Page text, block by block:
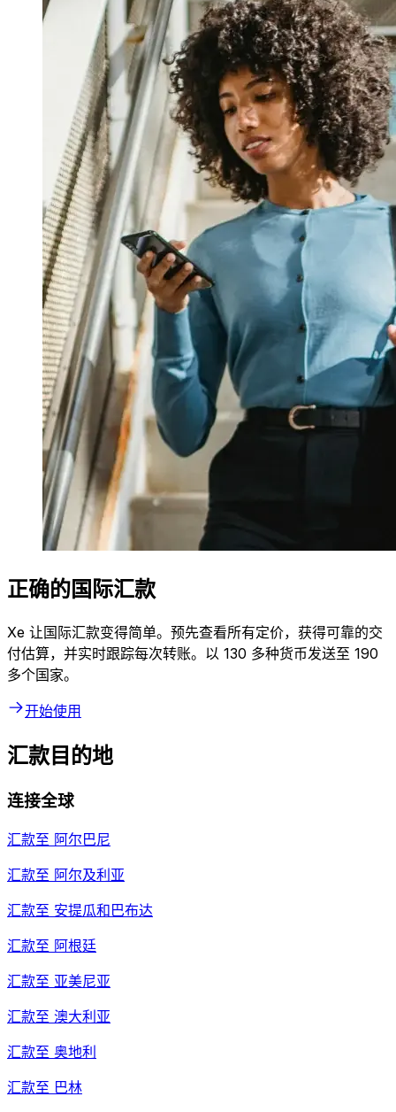
正确的国际汇款
Xe 让国际汇款变得简单。预先查看所有定价，获得可靠的交
付估算，并实时跟踪每次转账。以 130 多种货币发送至 190
多个国家。
开始使用
汇款目的地
连接全球
汇款至 阿尔巴尼
汇款至 阿尔及利亚
汇款至 安提瓜和巴布达
汇款至 阿根廷
汇款至 亚美尼亚
汇款至 澳大利亚
汇款至 奥地利
汇款至 巴林